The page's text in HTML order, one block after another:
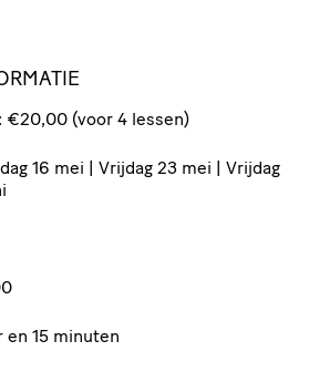
€20,00 (voor 4 lessen)
16 mei | Vrijdag 23 mei | Vrijdag
en 15 minuten